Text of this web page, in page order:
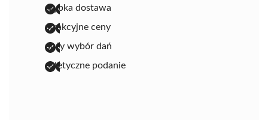
szybka dostawa
atrakcyjne ceny
duży wybór dań
estetyczne podanie